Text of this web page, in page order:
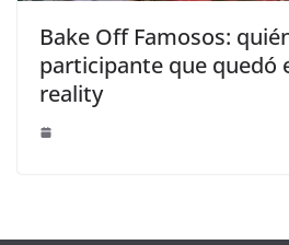
Bake Off Famosos:
participante que quedó
reality